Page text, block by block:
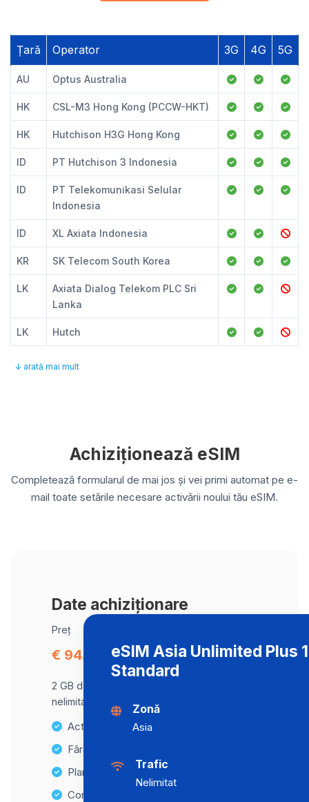
Țară Operator 3G 4G 5G
AU Optus Australia
HK CSL-M3 Hong Kong (PCCW-HKT)
HK Hutchison H3G Hong Kong
ID PT Hutchison 3 Indonesia
ID
PT Telekomunikasi Selular
Indonesia
ID XL Axiata Indonesia
KR SK Telecom South Korea
LK
Axiata Dialog Telekom PLC Sri
Lanka
LK Hutch
↓ arată mai mult
Achiziționează eSIM
Completează formularul de mai jos și vei primi automat pe e-
mail toate setările necesare activării noului tău eSIM.
Date achiziționare
Preț
€ 94.82
2 GB de date la viteză maximă, apoi trafic
nelimitat la o viteză de 2 Mbps .
Activare instantanee
Fără taxe ascunse
Planuri de date nelimitate
Compatibilitate cu multiple dispozitive
eSIM Asia Unlimited Plus
Standard
Zonă
Asia
Trafic
Nelimitat